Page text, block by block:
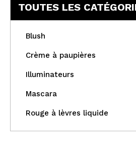
TOUTES LES
Blush
Crème à paupières
Illuminateurs
Mascara
Rouge à lèvres liquide